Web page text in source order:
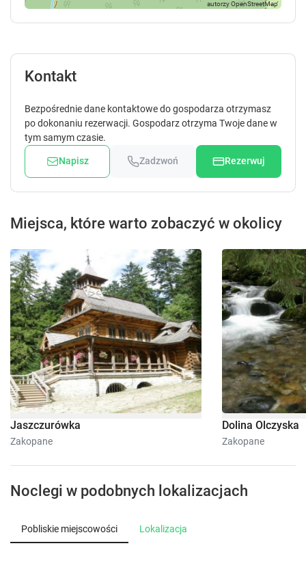
Kontakt
Bezpośrednie dane kontaktowe do gospodarza otrzymasz
po dokonaniu rezerwacji. Gospodarz otrzyma Twoje dane w
tym samym czasie.
Napisz Zadzwoń Rezerwuj
Miejsca, które warto zobaczyć w okolicy
Jaszczurówka
Zakopane
Dolina Olczyska
Zakopane
Noclegi w podobnych lokalizacjach
Pobliskie miejscowości Lokalizacja